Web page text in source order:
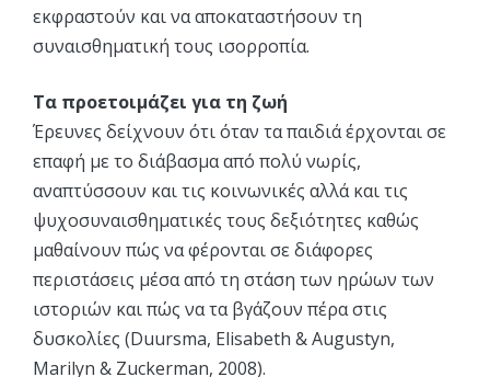
εκφραστούν και να αποκαταστήσουν τη
συναισθηματική τους ισορροπία.
Τα προετοιμάζει για τη ζωή
Έρευνες δείχνουν ότι όταν τα παιδιά έρχονται σε
επαφή με το διάβασμα από πολύ νωρίς,
αναπτύσσουν και τις κοινωνικές αλλά και τις
ψυχοσυναισθηματικές τους δεξιότητες καθώς
μαθαίνουν πώς να φέρονται σε διάφορες
περιστάσεις μέσα από τη στάση των ηρώων των
ιστοριών και πώς να τα βγάζουν πέρα στις
δυσκολίες (Duursma, Elisabeth & Augustyn,
Marilyn & Zuckerman, 2008).